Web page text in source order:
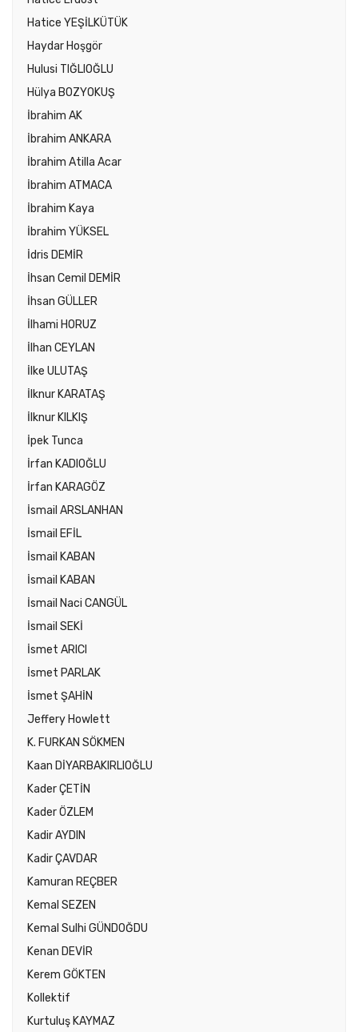
Hatice YEŞİLKÜTÜK
Haydar Hoşgör
Hulusi TIĞLIOĞLU
Hülya BOZYOKUŞ
İbrahim AK
İbrahim ANKARA
İbrahim Atilla Acar
İbrahim ATMACA
İbrahim Kaya
İbrahim YÜKSEL
İdris DEMİR
İhsan Cemil DEMİR
İhsan GÜLLER
İlhami HORUZ
İlhan CEYLAN
İlke ULUTAŞ
İlknur KARATAŞ
İlknur KILKIŞ
İpek Tunca
İrfan KADIOĞLU
İrfan KARAGÖZ
İsmail ARSLANHAN
İsmail EFİL
İsmail KABAN
İsmail KABAN
İsmail Naci CANGÜL
İsmail SEKİ
İsmet ARICI
İsmet PARLAK
İsmet ŞAHİN
Jeffery Howlett
K. FURKAN SÖKMEN
Kaan DİYARBAKIRLIOĞLU
Kader ÇETİN
Kader ÖZLEM
Kadir AYDIN
Kadir ÇAVDAR
Kamuran REÇBER
Kemal SEZEN
Kemal Sulhi GÜNDOĞDU
Kenan DEVİR
Kerem GÖKTEN
Kollektif
Kurtuluş KAYMAZ